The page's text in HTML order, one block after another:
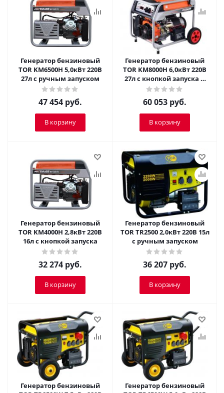
Генератор бензиновый
TOR KM6500H 5,0кВт 220В
27л с ручным запуском
47 454 руб.
В корзину
Генератор бензиновый
TOR KM8000H 6,0кВт 220В
27л с кнопкой запуска и
колесами
60 053 руб.
В корзину
Генератор бензиновый
TOR KM4000H 2,8кВт 220В
16л с кнопкой запуска
32 274 руб.
В корзину
Генератор бензиновый
TOR TR2500 2,0кВт 220В 15л
с ручным запуском
36 207 руб.
В корзину
Генератор бензиновый
Генератор бензиновый